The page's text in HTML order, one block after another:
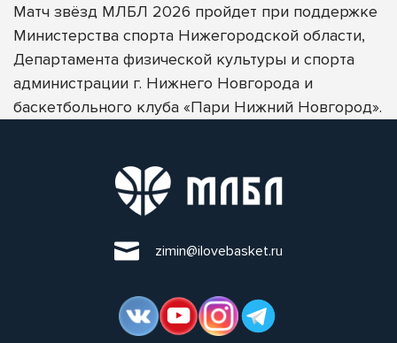
Матч звёзд МЛБЛ 2026 пройдет при поддержке
Министерства спорта Нижегородской области,
Департамента физической культуры и спорта
администрации г. Нижнего Новгорода и
баскетбольного клуба «Пари Нижний Новгород».
zimin@ilovebasket.ru